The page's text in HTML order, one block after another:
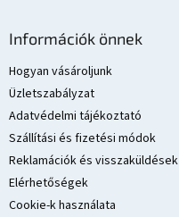
Információk önnek
Hogyan vásároljunk
Üzletszabályzat
Adatvédelmi tájékoztató
Szállítási és fizetési módok
Reklamációk és visszaküldések
Elérhetőségek
Cookie-k használata